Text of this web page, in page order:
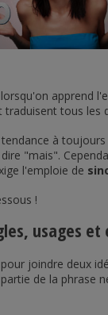
apprend
traduisent tous les
à
"mais".
l'emploie de
!
usages
joindre deux
de la phrase